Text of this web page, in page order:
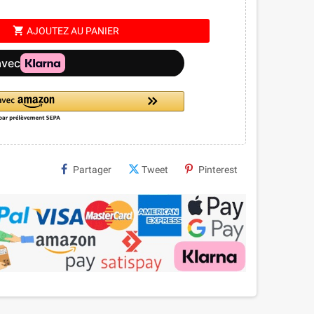
shopping_cart AJOUTEZ AU PANIER
Partager Tweet Pinterest